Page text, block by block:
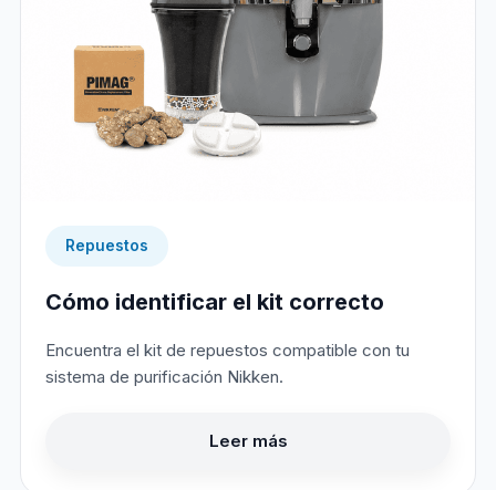
Repuestos
Cómo identificar el kit correcto
Encuentra el kit de repuestos compatible con tu
sistema de purificación Nikken.
Leer más